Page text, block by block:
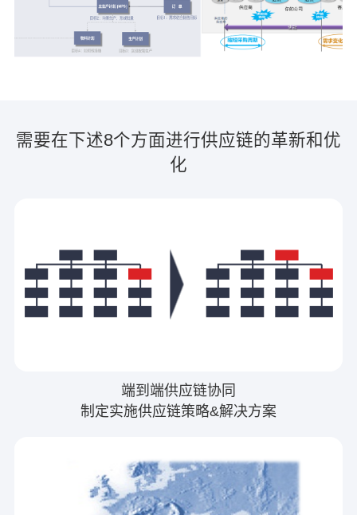
需要在下述8个方面进行供应链的革新和优
化
端到端供应链协同
制定实施供应链策略&解决方案